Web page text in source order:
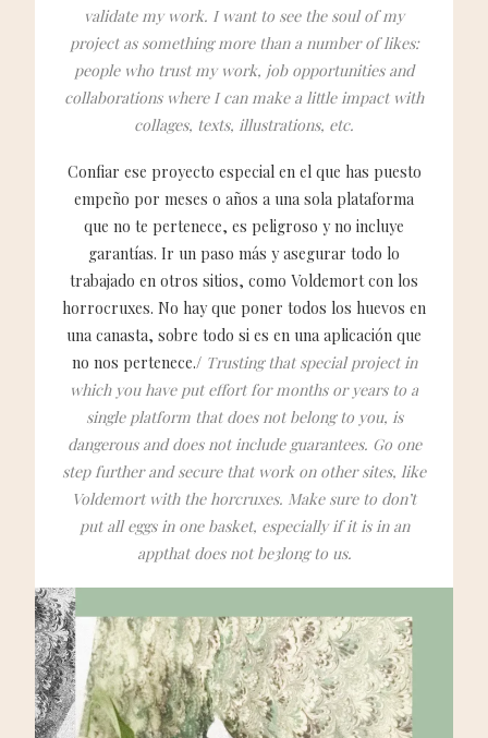
validate my work. I want to see the soul of my
project as something more than a number of likes:
people who trust my work, job opportunities and
collaborations where I can make a little impact with
collages, texts, illustrations, etc.
Confiar ese proyecto especial en el que has puesto
empeño por meses o años a una sola plataforma
que no te pertenece, es peligroso y no incluye
garantías. Ir un paso más y asegurar todo lo
trabajado en otros sitios, como Voldemort con los
horrocruxes. No hay que poner todos los huevos en
una canasta, sobre todo si es en una aplicación que
no nos pertenece./ Trusting that special project in
which you have put effort for months or years to a
single platform that does not belong to you, is
dangerous and does not include guarantees. Go one
step further and secure that work on other sites, like
Voldemort with the horcruxes. Make sure to don’t
put all eggs in one basket, especially if it is in an
appthat does not be3long to us.